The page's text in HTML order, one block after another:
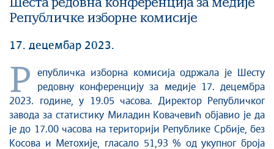
Шеста редовна конференција за медије
Републичке изборне комисије
17. децембар 2023.
Р
епубличка изборна комисија одржала је Шесту
редовну конференцију за медије 17. децембра
2023. године, у 19.05 часова. Директор Републичког
завода за статистику Миладин Ковачевић објавио је да
је до 17.00 часова на територији Републике Србије, без
Косова и Метохије, гласало 51,93 % од укупног броја